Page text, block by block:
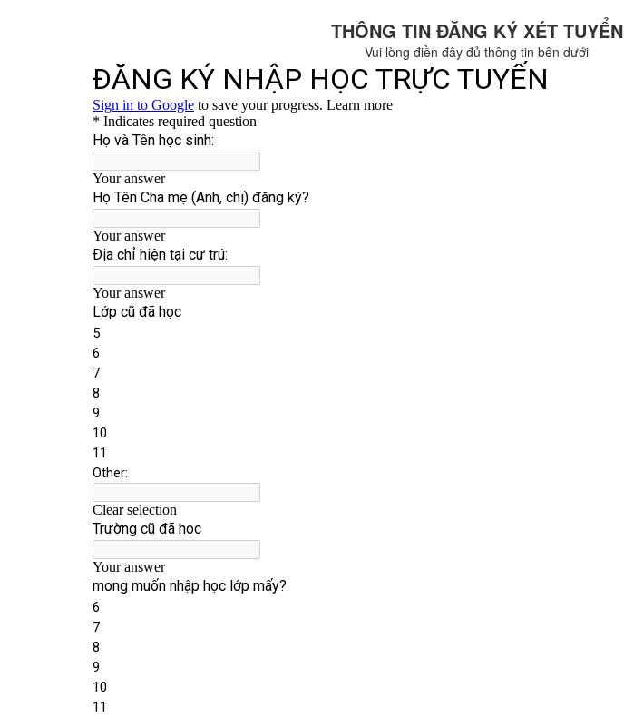
THÔNG TIN ĐĂNG KÝ XÉT TUYỂN
Vui lòng điền đây đủ thông tin bên dưới